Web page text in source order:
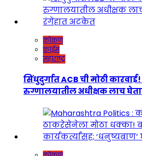
कोकण
क्राईम
महाराष्ट्र
सिंधुदुर्गात ACB ची मोठी
रुग्णालयातील अधीक्षक लाच